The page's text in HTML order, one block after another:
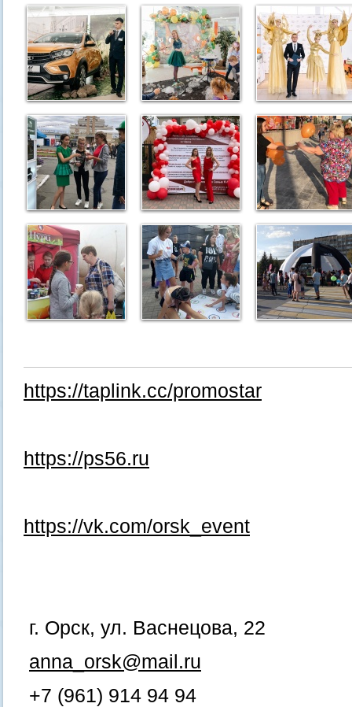
https://taplink.cc/promostar
https://ps56.ru
https://vk.com/orsk_event
г. Орск, ул. Васнецова, 22
anna_orsk@mail.ru
+7 (961) 914 94 94